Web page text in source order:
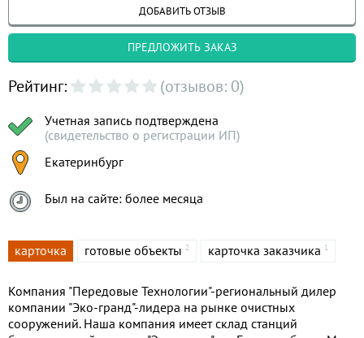
ДОБАВИТЬ ОТЗЫВ
ПРЕДЛОЖИТЬ ЗАКАЗ
Рейтинг: (отзывов: 0)
Учетная запись подтверждена
(свидетельство о регистрации ИП)
Екатеринбург
Был на сайте: более месяца
карточка готовые объекты 2 карточка заказчика 1
Компания "Передовые Технологии"-региональный дилер
компании "Эко-гранд"-лидера на рынке очистных
сооружений. Наша компания имеет склад станций